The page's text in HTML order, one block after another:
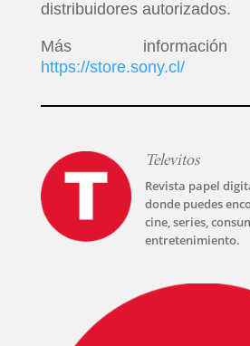
PELICULAS
TECNOVITOS
EVENTOS
distribuidores autorizados.
Más
https://store.sony.cl/
Televitos
Revista papel
donde puedes
cine, series,
entretenimiento.